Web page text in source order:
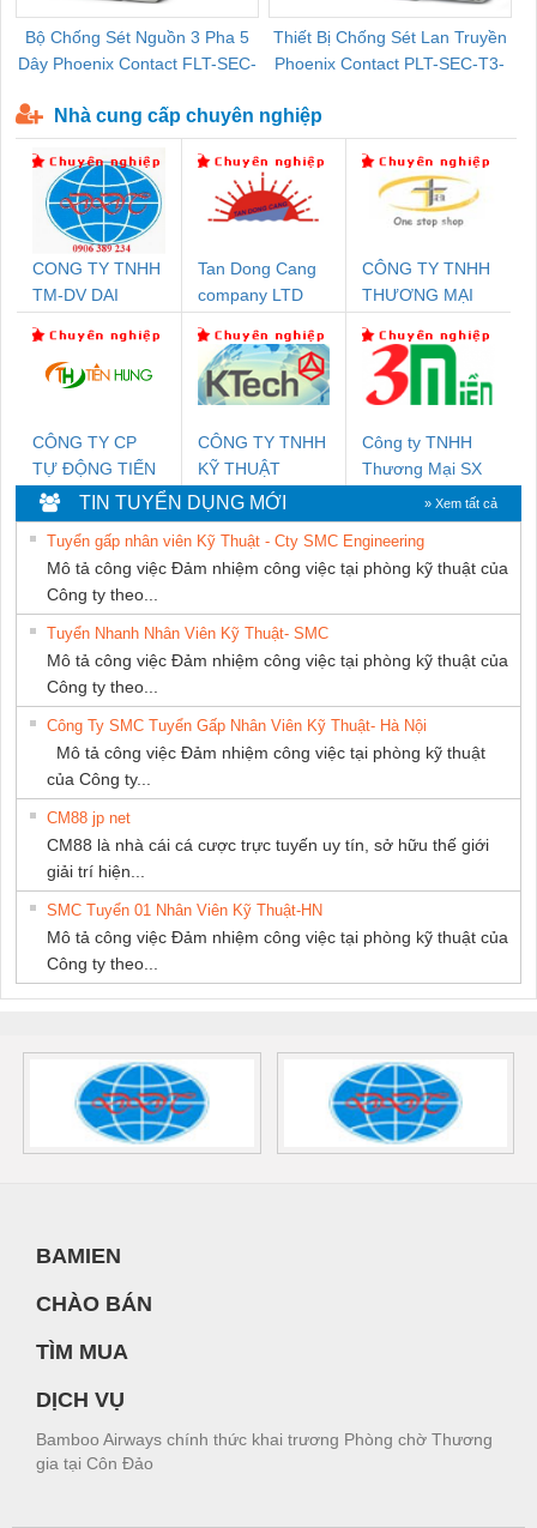
Bộ Chống Sét Nguồn 3 Pha 5
Dây Phoenix Contact FLT-SEC-
Thiết Bị Chống Sét Lan Truyền
Phoenix Contact PLT-SEC-T3-
Nhà cung cấp chuyên nghiệp
CONG TY TNHH
TM-DV DAI
Tan Dong Cang
company LTD
CÔNG TY TNHH
THƯƠNG MẠI
NAM
CÔNG TY CP
TỰ ĐỘNG TIẾN
HƯNG
CÔNG TY TNHH
KỸ THUẬT
KTECH VIỆT
NAM
Công ty TNHH
Thương Mại SX
TIN TUYỂN DỤNG MỚI » Xem tất cả
Tuyển gấp nhân viên Kỹ Thuật - Cty SMC Engineering
Mô tả công việc Đảm nhiệm công việc tại phòng kỹ thuật của
Công ty theo...
Tuyển Nhanh Nhân Viên Kỹ Thuật- SMC
Mô tả công việc Đảm nhiệm công việc tại phòng kỹ thuật của
Công ty theo...
Công Ty SMC Tuyển Gấp Nhân Viên Kỹ Thuật- Hà Nội
Mô tả công việc Đảm nhiệm công việc tại phòng kỹ thuật
của Công ty...
CM88 jp net
CM88 là nhà cái cá cược trực tuyến uy tín, sở hữu thế giới
giải trí hiện...
SMC Tuyển 01 Nhân Viên Kỹ Thuật-HN
Mô tả công việc Đảm nhiệm công việc tại phòng kỹ thuật của
Công ty theo...
BAMIEN
CHÀO BÁN
TÌM MUA
DỊCH VỤ
Bamboo Airways chính thức khai trương Phòng chờ Thương
gia tại Côn Đảo